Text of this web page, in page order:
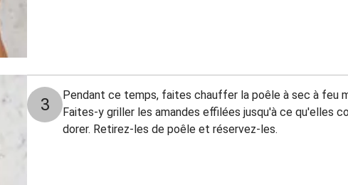
3
Pendant ce temps, faites chauffer la poêle à sec à feu
Faites-y griller les amandes effilées jusqu'à ce qu'elles
dorer. Retirez-les de poêle et réservez-les.